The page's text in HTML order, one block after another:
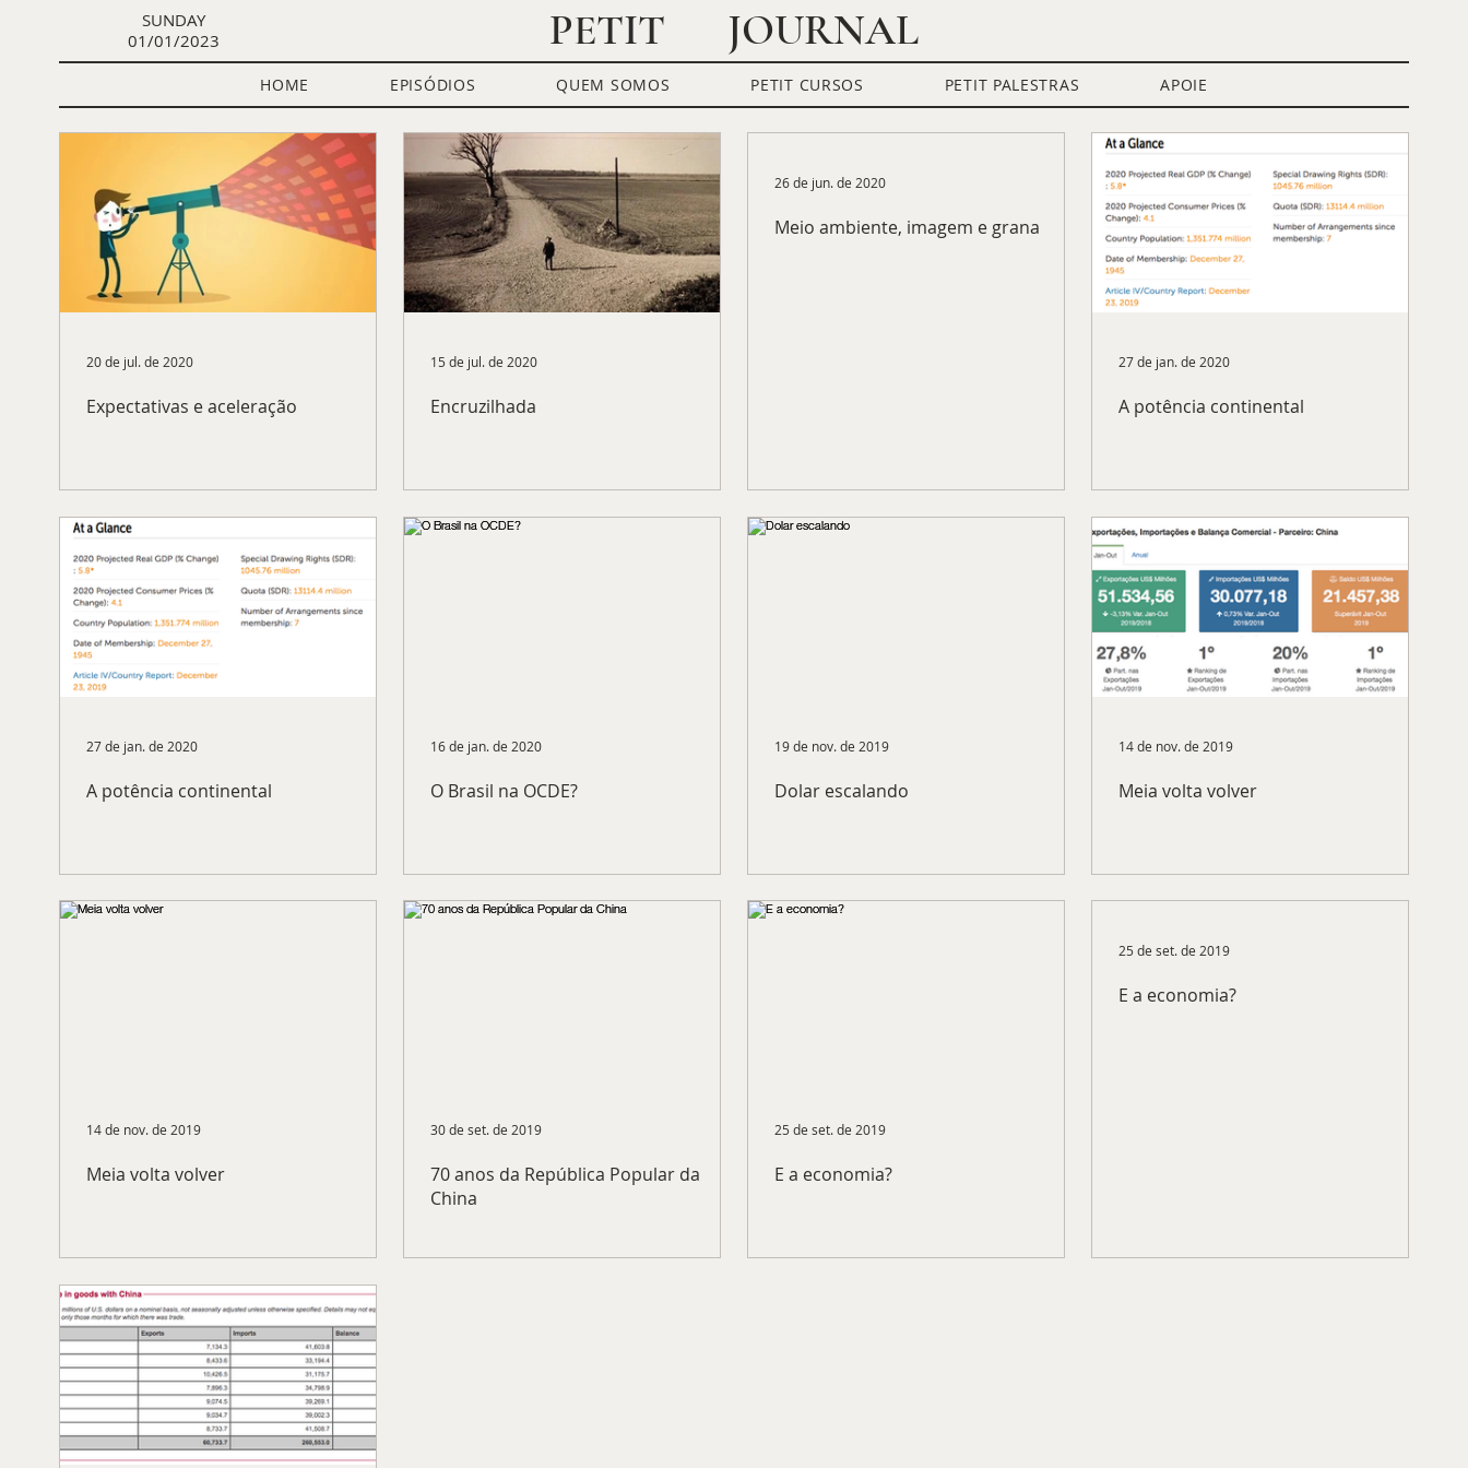
PETIT JOURNAL
SUNDAY
01/01/2023
Política Internacional Economia Petit Convida Bate-Papo Petit Invest Blog Petit Cursos
Aula Gratuita CACD CACD CACD
Expectativas e aceleração
20 de jul. de 2020
Encruzilhada
15 de jul. de 2020
Meio ambiente, imagem e grana
26 de jun. de 2020
A potência continental
27 de jan. de 2020
A potência continental
27 de jan. de 2020
O Brasil na OCDE?
16 de jan. de 2020
Dolar escalando
19 de nov. de 2019
Meia volta volver
14 de nov. de 2019
Meia volta volver
14 de nov. de 2019
70 anos da República Popular da
China
30 de set. de 2019
E a economia?
25 de set. de 2019
E a economia?
25 de set. de 2019
HOME EPISÓDIOS QUEM SOMOS PETIT CURSOS PETIT PALESTRAS APOIE